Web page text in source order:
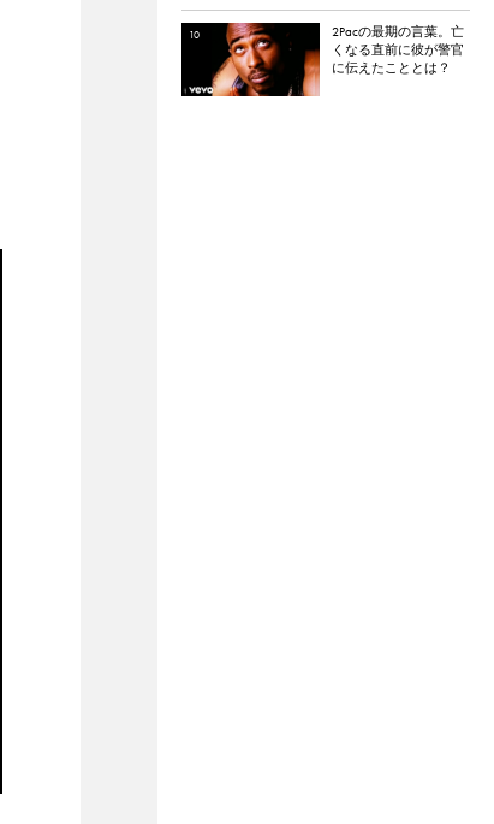
だった」と明かす。
2Pacの最期の言葉。亡
くなる直前に彼が警官
に伝えたこととは？